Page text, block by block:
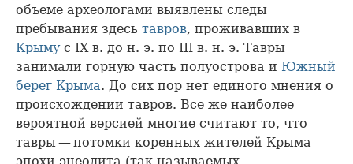
объеме археологами выявлены следы
пребывания здесь тавров, проживавших в
Крымус IX в. до н. э. по III в. н. э. Тавры
занимали горную часть полуострова и Южный
берег Крыма. До сих пор нет единого мнения о
происхождении тавров. Все же наиболее
вероятной версией многие считают то, что
тавры — потомки коренных жителей Крыма